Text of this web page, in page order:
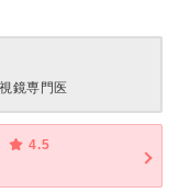
鏡専門医
4.5